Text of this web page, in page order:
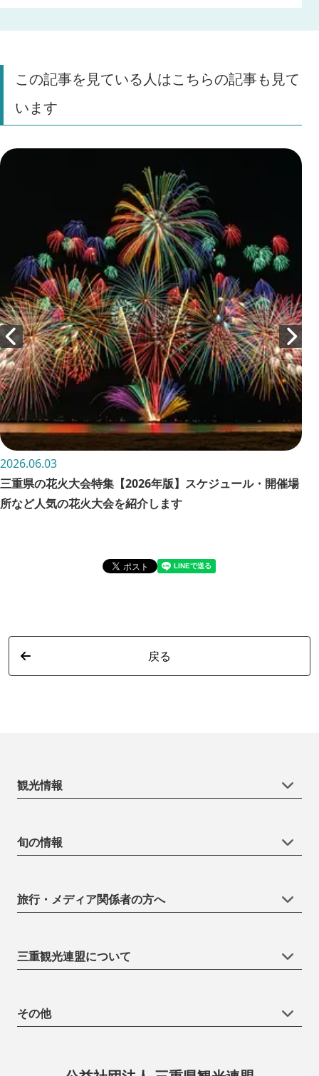
この記事を見ている人はこちらの記事も見て
います
2026.06.03
三重県の花火大会特集【2026年版】スケジュール・開催場
所など人気の花火大会を紹介します
戻る
観光情報
旬の情報
旅行・メディア関係者の方へ
三重観光連盟について
その他